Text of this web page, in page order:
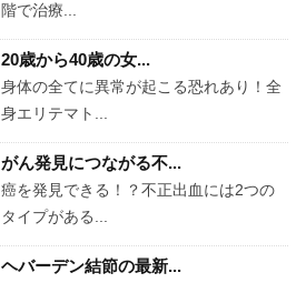
階で治療...
20歳から40歳の女...
身体の全てに異常が起こる恐れあり！全
身エリテマト...
がん発見につながる不...
癌を発見できる！？不正出血には2つの
タイプがある...
ヘバーデン結節の最新...